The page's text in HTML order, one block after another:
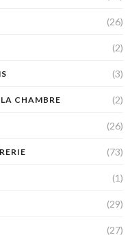
(26)
(2)
(3)
CHAMBRE (2)
(26)
(73)
(1)
(29)
(27)